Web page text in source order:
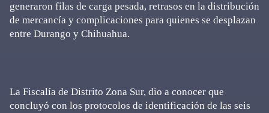
generaron filas de carga pesada, retrasos en la distribución
de mercancía y complicaciones para quienes se desplazan
entre Durango y Chihuahua.
La Fiscalía de Distrito Zona Sur, dio a conocer que
concluyó con los protocolos de identificación de las seis